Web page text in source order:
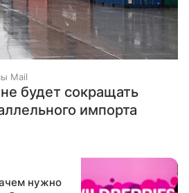
Mail
будет сокращать
импорта
нужно